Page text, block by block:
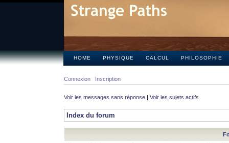
HOME PHYSIQUE CALCUL PHILOSOPHIE
Connexion Inscription
Voir les messages sans réponse | Voir les sujets actifs
Index du forum